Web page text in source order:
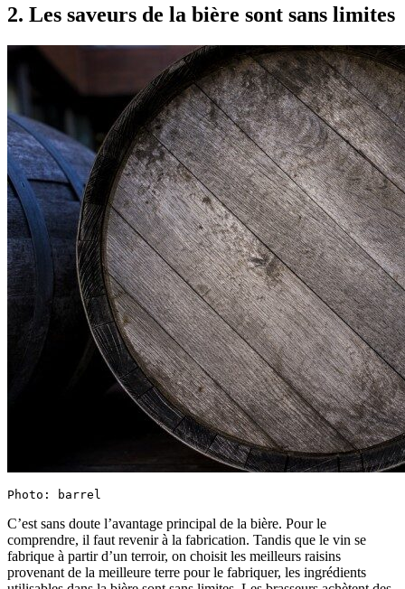
2. Les saveurs de la bière sont sans limites
Photo: barrel
C’est sans doute l’avantage principal de la bière. Pour le
comprendre, il faut revenir à la fabrication. Tandis que le vin se
fabrique à partir d’un terroir, on choisit les meilleurs raisins
provenant de la meilleure terre pour le fabriquer, les ingrédients